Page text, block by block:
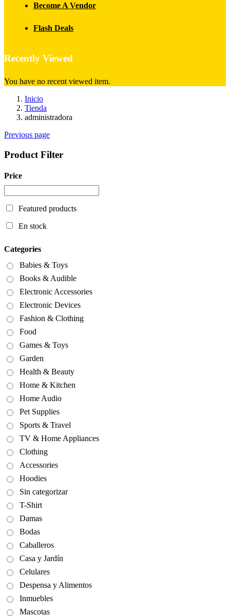
Become A Vendor
Flash Deals
Recently Viewed
You have no recent viewed item.
Inicio
Tienda
administradora
Previous page
Product Filter
Price
Featured products
En stock
Categories
Babies & Toys
Books & Audible
Electronic Accessories
Electronic Devices
Fashion & Clothing
Food
Games & Toys
Garden
Health & Beauty
Home & Kitchen
Home Audio
Pet Supplies
Sports & Travel
TV & Home Appliances
Clothing
Accessories
Hoodies
Sin categorizar
T-Shirt
Damas
Bodas
Caballeros
Casa y Jardín
Celulares
Despensa y Alimentos
Inmuebles
Mascotas